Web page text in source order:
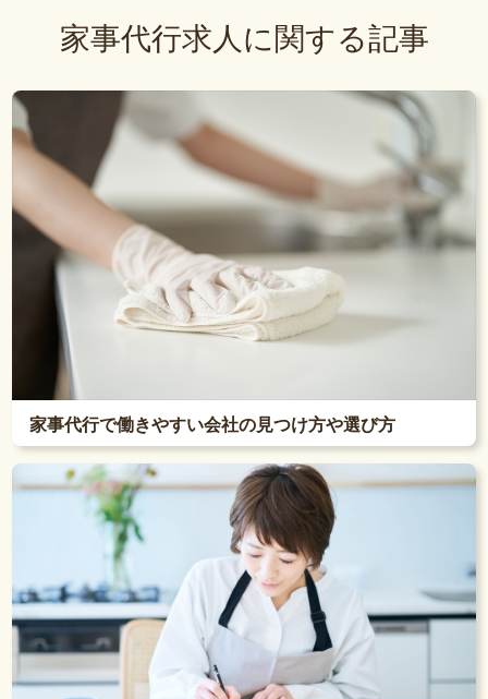
家事代行求人に関する記事
家事代行で働きやすい会社の見つけ方や選び方